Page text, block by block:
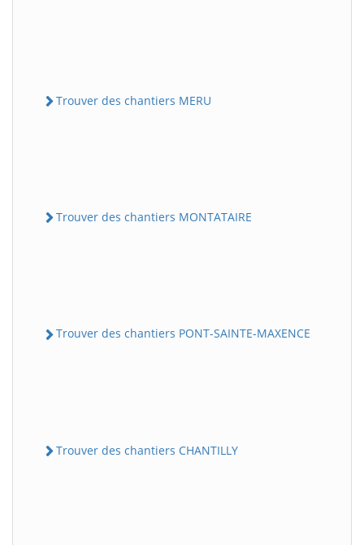
Trouver des chantiers MERU
Trouver des chantiers MONTATAIRE
Trouver des chantiers PONT-SAINTE-MAXENCE
Trouver des chantiers CHANTILLY